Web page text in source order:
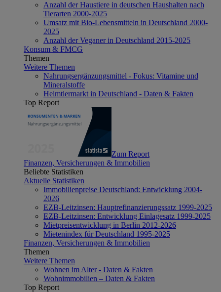
Anzahl der Haustiere in deutschen Haushalten nach
Tierarten 2000-2025
Umsatz mit Bio-Lebensmitteln in Deutschland 2000-
2025
Anzahl der Veganer in Deutschland 2015-2025
Konsum & FMCG
Themen
Weitere Themen
Nahrungsergänzungsmittel - Fokus: Vitamine und
Mineralstoffe
Heimtiermarkt in Deutschland - Daten & Fakten
Top Report
Zum Report
Finanzen, Versicherungen & Immobilien
Beliebte Statistiken
Aktuelle Statistiken
Immobilienpreise Deutschland: Entwicklung 2004-
2026
EZB-Leitzinsen: Hauptrefinanzierungssatz 1999-2025
EZB-Leitzinsen: Entwicklung Einlagesatz 1999-2025
Mietpreisentwicklung in Berlin 2012-2026
Mietenindex für Deutschland 1995-2025
Finanzen, Versicherungen & Immobilien
Themen
Weitere Themen
Wohnen im Alter - Daten & Fakten
Wohnimmobilien – Daten & Fakten
Top Report